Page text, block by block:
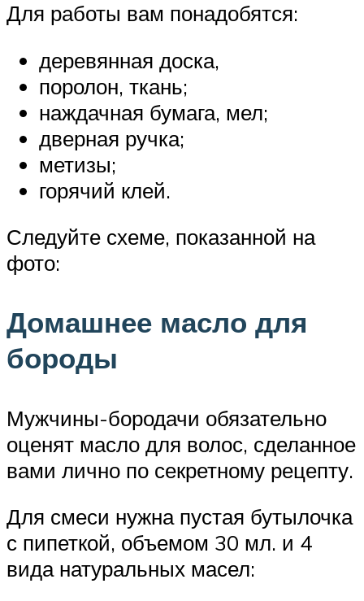
Для работы вам понадобятся:
деревянная доска,
поролон, ткань;
наждачная бумага, мел;
дверная ручка;
метизы;
горячий клей.
Следуйте схеме, показанной на
фото:
Домашнее масло для
бороды
Мужчины-бородачи обязательно
оценят масло для волос, сделанное
вами лично по секретному рецепту.
Для смеси нужна пустая бутылочка
с пипеткой, объемом 30 мл. и 4
вида натуральных масел: